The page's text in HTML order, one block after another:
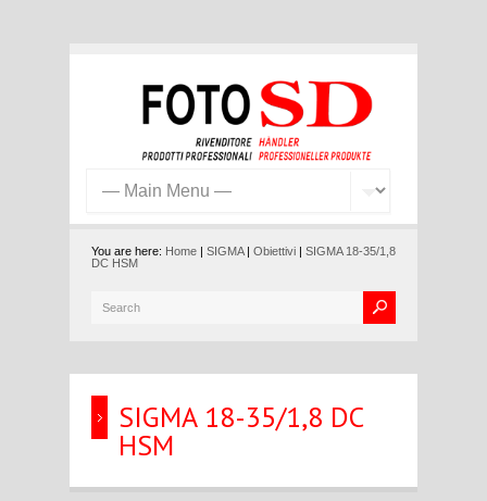
You are here: Home SIGMA| Obiettivi
SIGMA 18-35/1,8
DC HSM
SIGMA 18-35/1,8 DC
HSM